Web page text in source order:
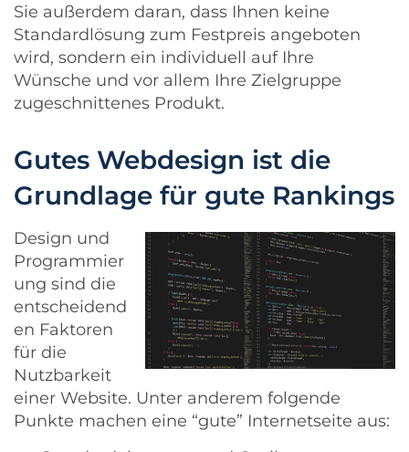
Sie außerdem daran, dass Ihnen keine
Standardlösung zum Festpreis angeboten
wird, sondern ein individuell auf Ihre
Wünsche und vor allem Ihre Zielgruppe
zugeschnittenes Produkt.
Gutes Webdesign ist die
Grundlage für gute Rankings
Design und
Programmier
ung sind die
entscheidend
en Faktoren
für die
Nutzbarkeit
einer Website. Unter anderem folgende
Punkte machen eine “gute” Internetseite aus: